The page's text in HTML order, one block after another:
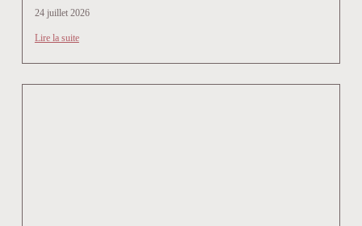
24 juillet 2026
Lire la suite